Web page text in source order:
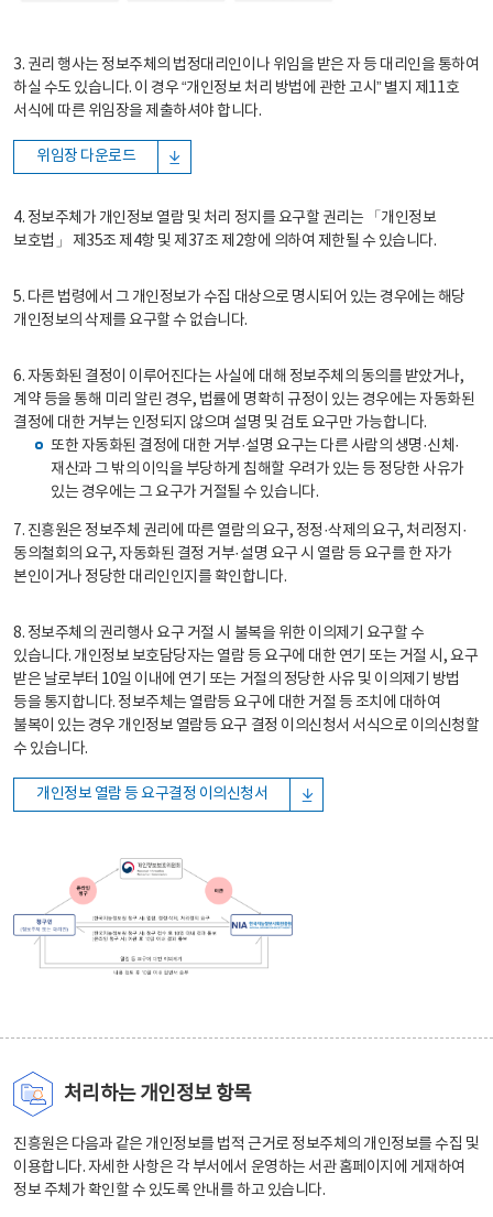
3. 권리 행사는 정보주체의 법정대리인이나 위임을 받은 자 등 대리인을 통하여
하실 수도 있습니다. 이 경우 “개인정보 처리 방법에 관한 고시” 별지 제11호
서식에 따른 위임장을 제출하셔야 합니다.
위임장 다운로드
4. 정보주체가 개인정보 열람 및 처리 정지를 요구할 권리는 「개인정보
보호법」 제35조 제4항 및 제37조 제2항에 의하여 제한될 수 있습니다.
5. 다른 법령에서 그 개인정보가 수집 대상으로 명시되어 있는 경우에는 해당
개인정보의 삭제를 요구할 수 없습니다.
6. 자동화된 결정이 이루어진다는 사실에 대해 정보주체의 동의를 받았거나,
계약 등을 통해 미리 알린 경우, 법률에 명확히 규정이 있는 경우에는 자동화된
결정에 대한 거부는 인정되지 않으며 설명 및 검토 요구만 가능합니다.
또한 자동화된 결정에 대한 거부·설명 요구는 다른 사람의 생명·신체·
재산과 그 밖의 이익을 부당하게 침해할 우려가 있는 등 정당한 사유가
있는 경우에는 그 요구가 거절될 수 있습니다.
7. 진흥원은 정보주체 권리에 따른 열람의 요구, 정정·삭제의 요구, 처리정지·
동의철회의 요구, 자동화된 결정 거부·설명 요구 시 열람 등 요구를 한 자가
본인이거나 정당한 대리인인지를 확인합니다.
8. 정보주체의 권리행사 요구 거절 시 불복을 위한 이의제기 요구할 수
있습니다. 개인정보 보호담당자는 열람 등 요구에 대한 연기 또는 거절 시, 요구
받은 날로부터 10일 이내에 연기 또는 거절의 정당한 사유 및 이의제기 방법
등을 통지합니다. 정보주체는 열람등 요구에 대한 거절 등 조치에 대하여
불복이 있는 경우 개인정보 열람등 요구 결정 이의신청서 서식으로 이의신청할
수 있습니다.
개인정보 열람 등 요구결정 이의신청서
처리하는 개인정보 항목
진흥원은 다음과 같은 개인정보를 법적 근거로 정보주체의 개인정보를 수집 및
이용합니다. 자세한 사항은 각 부서에서 운영하는 서관 홈페이지에 게재하여
정보 주체가 확인할 수 있도록 안내를 하고 있습니다.